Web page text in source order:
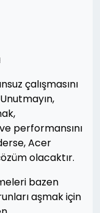
çalışmasını
performansını
Acer
olacaktır.
bazen
aşmak için